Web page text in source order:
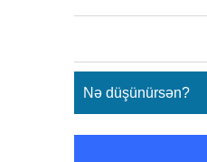
Nə düşünürsən?